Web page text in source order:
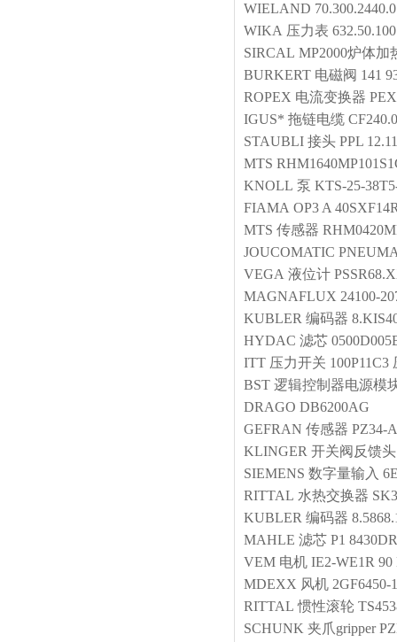
WIELAND 70.300.2440.0
WIKA 压力表
SIRCAL MP2000炉体加
BURKERT 电磁阀 141
ROPEX 电流变换器
IGUS* 拖链电缆
STAUBLI 接头 PPL
MTS
KNOLL 泵 KTS-25-
FIAMA OP3 A
MTS 传感器
JOUCOMATIC
VEGA 液位计
MAGNAFLUX 24100-
KUBLER 编码器
HYDAC 滤芯
ITT 压力开关 100P11C3
BST 逻辑控制器电源模
DRAGO DB6200AG
GEFRAN 传感器 PZ34-
KLINGER 开关阀反馈头
SIEMENS 数字量输入
RITTAL 水热交换器
KUBLER 编码器
MAHLE 滤芯 P1
VEM 电机 IE2-WE1R 90
MDEXX 风机 2GF6450-
RITTAL 惯性滚轮
SCHUNK 夹爪gripper